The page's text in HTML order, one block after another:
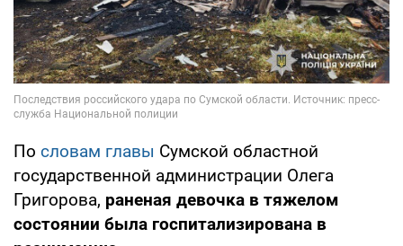
По словам главы Сумской областной
государственной администрации Олега
Григорова, раненая девочка в тяжелом
состоянии была госпитализирована в